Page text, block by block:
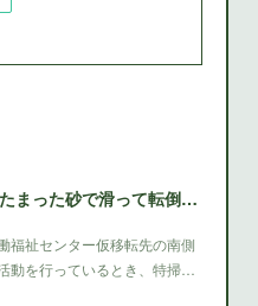
萩小の森 西側出入口の坂にたまった砂で滑って転倒 西成区役所は早急に砂を除去する対策をとること
福祉センター仮移転先の南側
動を行っているとき、特掃…